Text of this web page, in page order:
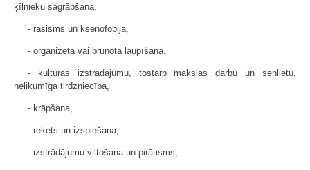
ķīlnieku sagrābšana,
- rasisms un ksenofobija,
- organizēta vai bruņota laupīšana,
- kultūras izstrādājumu, tostarp mākslas darbu un senlietu,
nelikumīga tirdzniecība,
- krāpšana,
- rekets un izspiešana,
- izstrādājumu viltošana un pirātisms,